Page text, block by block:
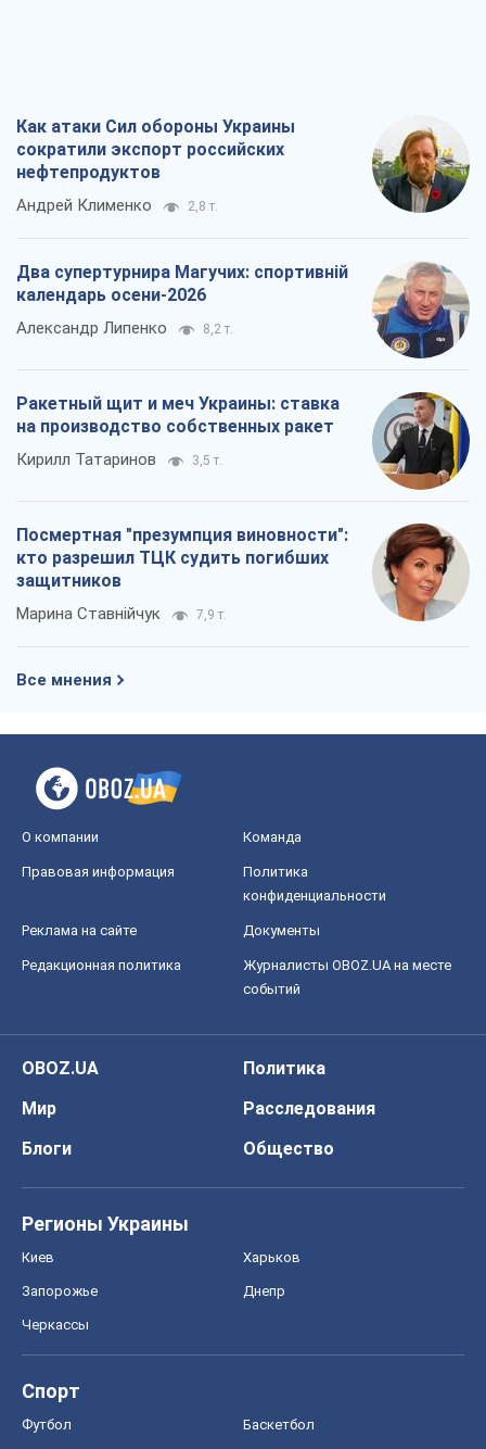
Как атаки Сил обороны Украины
сократили экспорт российских
нефтепродуктов
Андрей Клименко 2,8 т.
Два супертурнира Магучих: спортивній
календарь осени-2026
Александр Липенко 8,2 т.
Ракетный щит и меч Украины: ставка
на производство собственных ракет
Кирилл Татаринов 3,5 т.
Посмертная "презумпция виновности":
кто разрешил ТЦК судить погибших
защитников
Марина Ставнійчук 7,9 т.
Все мнения
О компании Команда
Правовая информация
Политика
конфиденциальности
Реклама на сайте Документы
Редакционная политика
Журналисты OBOZ.UA на месте
событий
OBOZ.UA
Политика
Мир
Расследования
Блоги
Общество
Регионы Украины
Киев Харьков
Запорожье Днепр
Черкассы
Спорт
Футбол Баскетбол